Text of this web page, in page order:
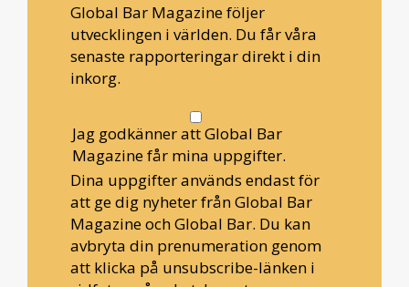
Global Bar Magazine följer
utvecklingen i världen. Du får våra
senaste rapporteringar direkt i din
inkorg.
Jag godkänner att Global Bar
Magazine får mina uppgifter.
Dina uppgifter används endast för
att ge dig nyheter från Global Bar
Magazine och Global Bar. Du kan
avbryta din prenumeration genom
att klicka på unsubscribe-länken i